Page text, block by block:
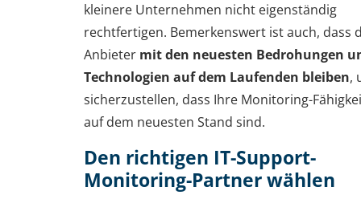
kleinere Unternehmen nicht eigenständig
rechtfertigen. Bemerkenswert ist auch, dass
Anbieter mit den neuesten Bedrohungen
Technologien auf dem Laufenden bleiben,
sicherzustellen, dass Ihre Monitoring-
auf dem neuesten Stand sind.
Den richtigen IT-Support-
Monitoring-Partner wählen